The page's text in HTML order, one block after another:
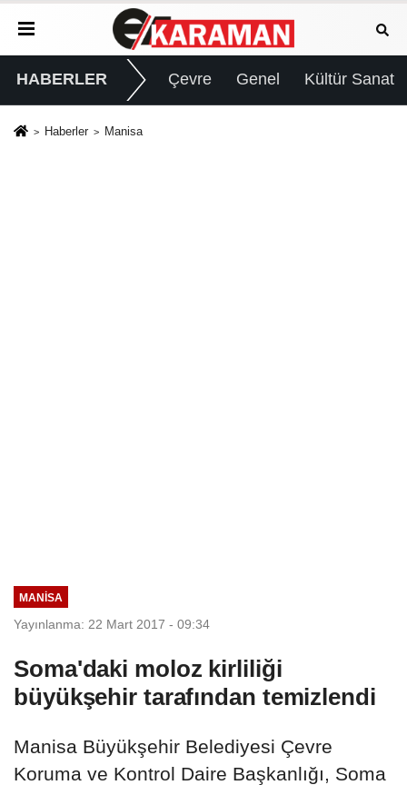
HABERLER Çevre Genel Kültür Sanat
Haberler Manisa
MANISA
Yayınlanma: 22 Mart 2017 - 09:34
Soma'daki moloz kirliliği
büyükşehir tarafından temizlendi
Manisa Büyükşehir Belediyesi Çevre
Koruma ve Kontrol Daire Başkanlığı, Soma